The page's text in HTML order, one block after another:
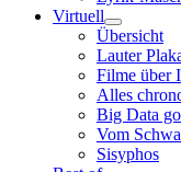
Virtuell
Übersicht
Lauter
Filme über
Alles
Big Data
Vom
Sisyphos